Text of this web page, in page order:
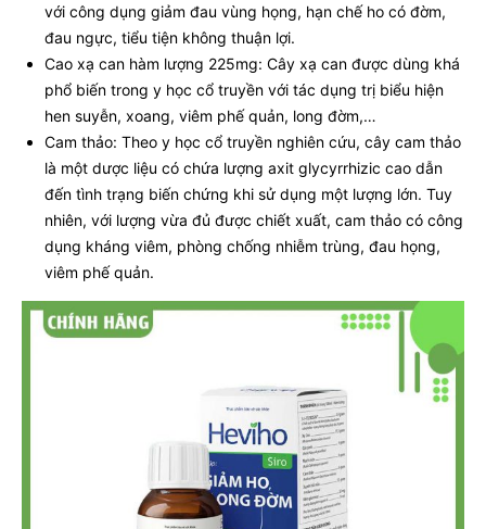
với công dụng giảm đau vùng họng, hạn chế ho có đờm,
đau ngực, tiểu tiện không thuận lợi.
Cao xạ can hàm lượng 225mg: Cây xạ can được dùng khá
phổ biến trong y học cổ truyền với tác dụng trị biểu hiện
hen suyễn, xoang, viêm phế quản, long đờm,…
Cam thảo: Theo y học cổ truyền nghiên cứu, cây cam thảo
là một dược liệu có chứa lượng axit glycyrrhizic cao dẫn
đến tình trạng biến chứng khi sử dụng một lượng lớn. Tuy
nhiên, với lượng vừa đủ được chiết xuất, cam thảo có công
dụng kháng viêm, phòng chống nhiễm trùng, đau họng,
viêm phế quản.